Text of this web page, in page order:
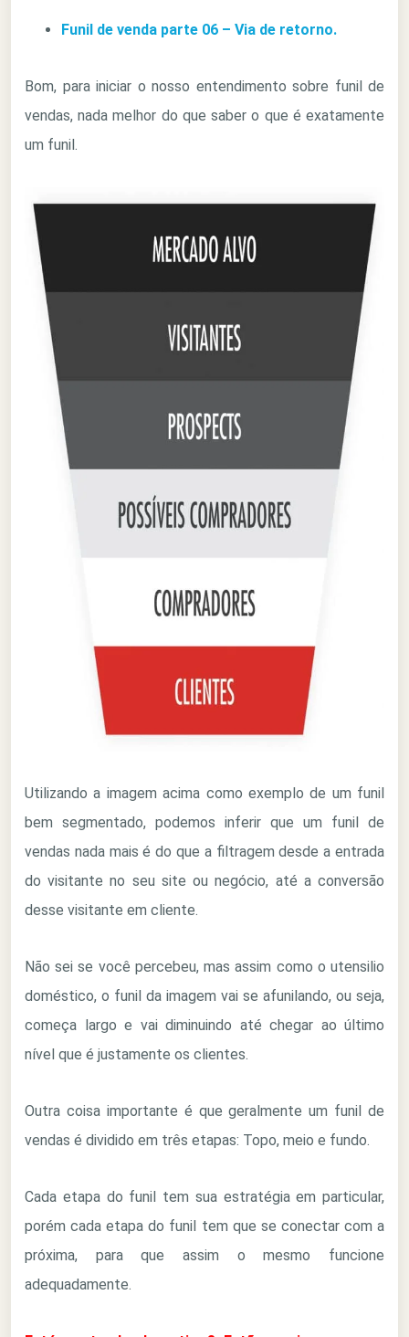
Funil de venda parte 06 – Via de retorno.
Bom, para iniciar o nosso entendimento sobre funil de
vendas, nada melhor do que saber o que é exatamente
um funil.
Utilizando a imagem acima como exemplo de um funil
bem segmentado, podemos inferir que um funil de
vendas nada mais é do que a filtragem desde a entrada
do visitante no seu site ou negócio, até a conversão
desse visitante em cliente.
Não sei se você percebeu, mas assim como o utensilio
doméstico, o funil da imagem vai se afunilando, ou seja,
começa largo e vai diminuindo até chegar ao último
nível que é justamente os clientes.
Outra coisa importante é que geralmente um funil de
vendas é dividido em três etapas: Topo, meio e fundo.
Cada etapa do funil tem sua estratégia em particular,
porém cada etapa do funil tem que se conectar com a
próxima, para que assim o mesmo funcione
adequadamente.